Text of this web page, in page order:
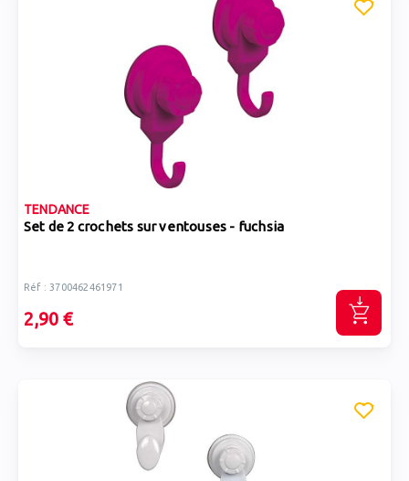
TENDANCE
Set de 2 crochets sur ventouses - fuchsia
Réf : 3700462461971
2,90 €